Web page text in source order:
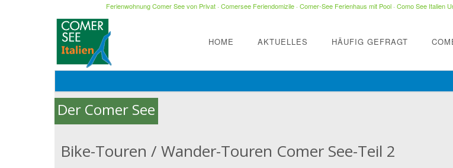
Ferienwohnung Comer See von Privat· Comersee Feriendomizile· Comer-See Ferienhaus mit Pool· Como See Italien
HOME AKTUELLES HÄUFIG GEFRAGT
Der Comer See
Bike-Touren / Wander-Touren Comer See-Teil 2